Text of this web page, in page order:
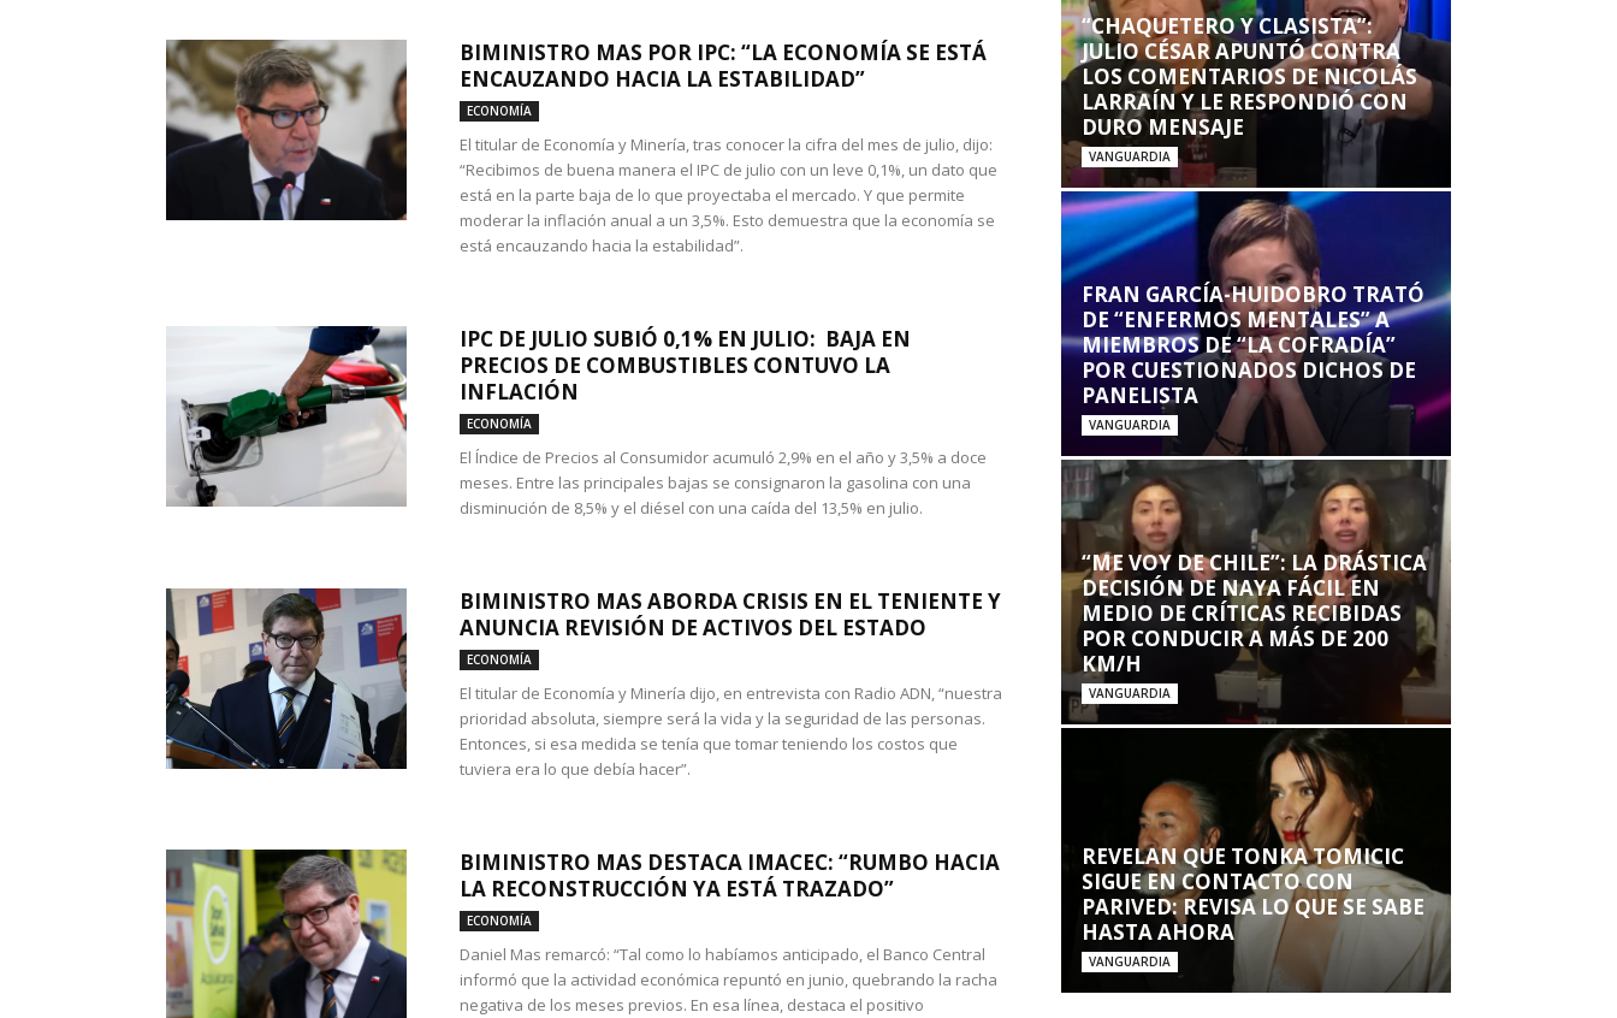
BIMINISTRO MAS POR IPC: “LA ECONOMÍA SE ESTÁ
ENCAUZANDO HACIA LA ESTABILIDAD”
ECONOMÍA
El titular de Economía y Minería, tras conocer la cifra del mes de julio, dijo:
“Recibimos de buena manera el IPC de julio con un leve 0,1%, un dato que
está en la parte baja de lo que proyectaba el mercado. Y que permite
moderar la inflación anual a un 3,5%. Esto demuestra que la economía se
está encauzando hacia la estabilidad”.
IPC DE JULIO SUBIÓ 0,1% EN JULIO: BAJA EN
PRECIOS DE COMBUSTIBLES CONTUVO LA
INFLACIÓN
ECONOMÍA
El Índice de Precios al Consumidor acumuló 2,9% en el año y 3,5% a doce
meses. Entre las principales bajas se consignaron la gasolina con una
disminución de 8,5% y el diésel con una caída del 13,5% en julio.
BIMINISTRO MAS ABORDA CRISIS EN EL TENIENTE Y
ANUNCIA REVISIÓN DE ACTIVOS DEL ESTADO
ECONOMÍA
El titular de Economía y Minería dijo, en entrevista con Radio ADN, “nuestra
prioridad absoluta, siempre será la vida y la seguridad de las personas.
Entonces, si esa medida se tenía que tomar teniendo los costos que
tuviera era lo que debía hacer”.
BIMINISTRO MAS DESTACA IMACEC: “RUMBO HACIA
LA RECONSTRUCCIÓN YA ESTÁ TRAZADO”
ECONOMÍA
Daniel Mas remarcó: “Tal como lo habíamos anticipado, el Banco Central
informó que la actividad económica repuntó en junio, quebrando la racha
negativa de los meses previos. En esa línea, destaca el positivo
“CHAQUETERO Y CLASISTA”:
JULIO CÉSAR APUNTÓ CONTRA
LOS COMENTARIOS DE NICOLÁS
LARRAÍN Y LE RESPONDIÓ CON
DURO MENSAJE
VANGUARDIA
FRAN GARCÍA-HUIDOBRO TRATÓ
DE “ENFERMOS MENTALES” A
MIEMBROS DE “LA COFRADÍA”
POR CUESTIONADOS DICHOS DE
PANELISTA
VANGUARDIA
“ME VOY DE CHILE”: LA DRÁSTICA
DECISIÓN DE NAYA FÁCIL EN
MEDIO DE CRÍTICAS RECIBIDAS
POR CONDUCIR A MÁS DE 200
KM/H
VANGUARDIA
REVELAN QUE TONKA TOMICIC
SIGUE EN CONTACTO CON
PARIVED: REVISA LO QUE SE SABE
HASTA AHORA
VANGUARDIA